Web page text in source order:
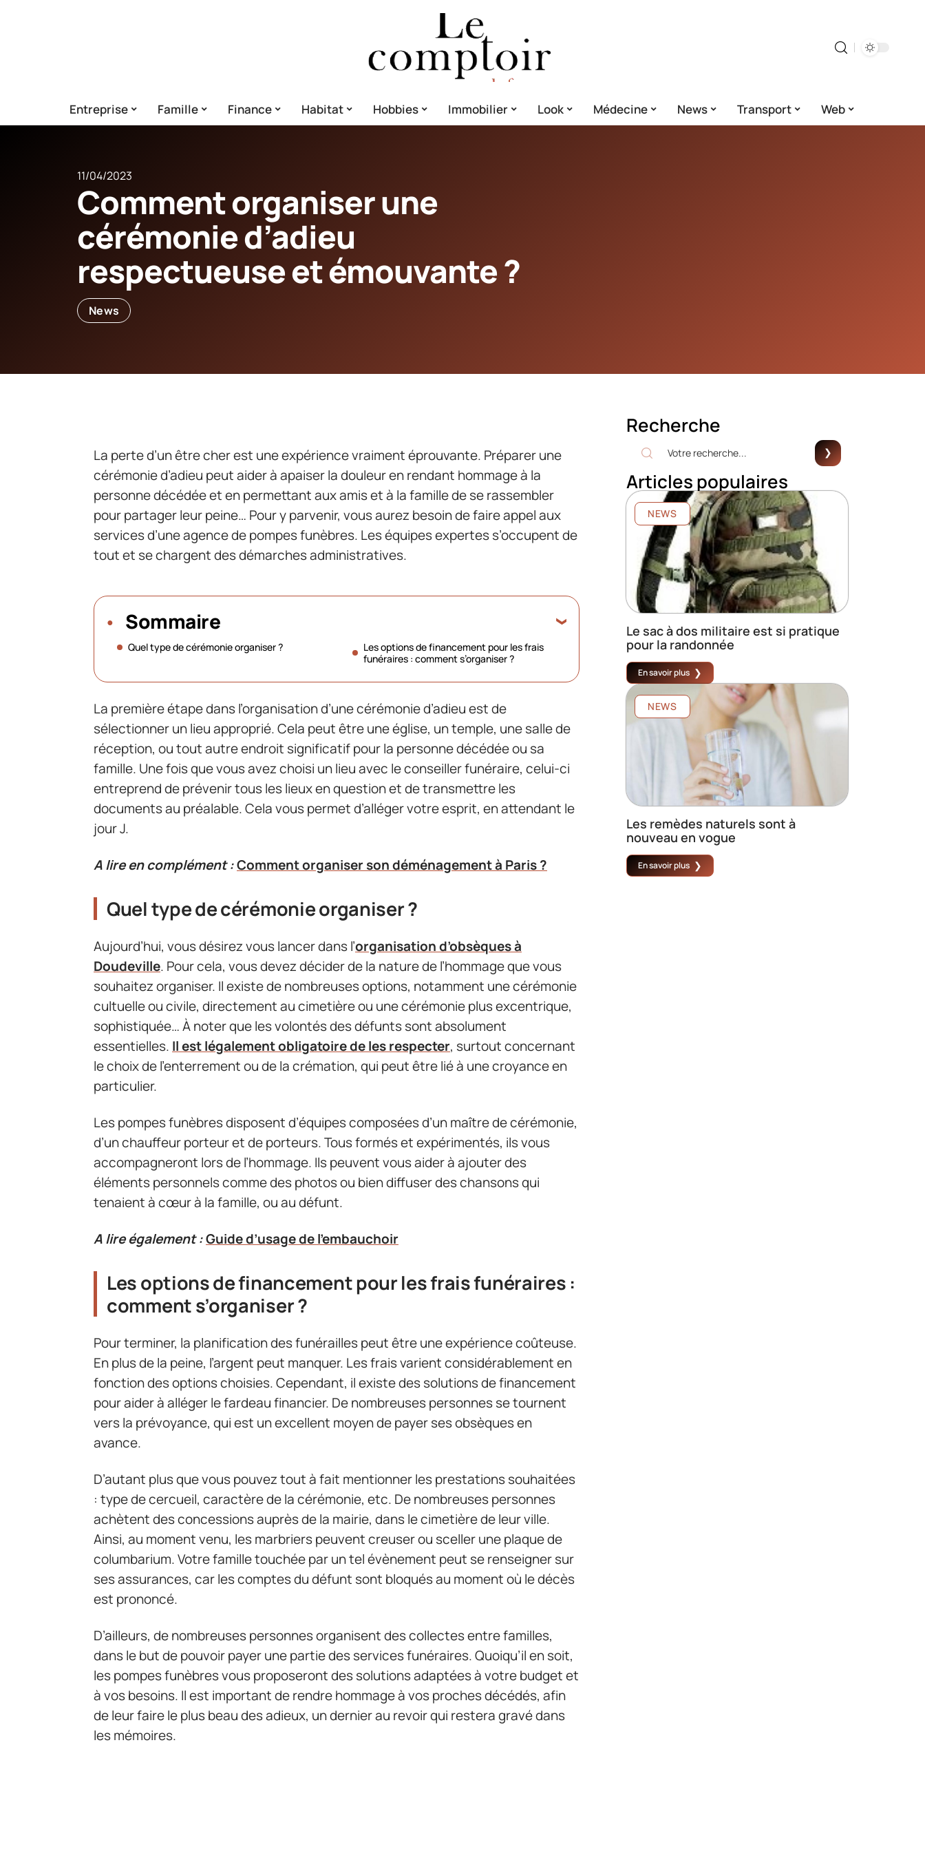
Entreprise Famille Finance Habitat Hobbies Immobilier Look Médecine News Transport Web
11/04/2023
Comment organiser une
cérémonie d’adieu
respectueuse et émouvante ?
News
La perte d’un être cher est une expérience vraiment éprouvante. Préparer une
cérémonie d’adieu peut aider à apaiser la douleur en rendant hommage à la
personne décédée et en permettant aux amis et à la famille de se rassembler
pour partager leur peine… Pour y parvenir, vous aurez besoin de faire appel aux
services d’une agence de pompes funèbres. Les équipes expertes s’occupent de
tout et se chargent des démarches administratives.
Sommaire
Quel type de cérémonie organiser ?
Les options de financement pour les frais
funéraires : comment s’organiser ?
La première étape dans l’organisation d’une cérémonie d’adieu est de
sélectionner un lieu approprié. Cela peut être une église, un temple, une salle de
réception, ou tout autre endroit significatif pour la personne décédée ou sa
famille. Une fois que vous avez choisi un lieu avec le conseiller funéraire, celui-ci
entreprend de prévenir tous les lieux en question et de transmettre les
documents au préalable. Cela vous permet d’alléger votre esprit, en attendant le
jour J.
A lire en complément :Comment organiser son déménagement à Paris ?
Quel type de cérémonie organiser ?
Aujourd’hui, vous désirez vous lancer dans l’organisation d’obsèques à
Doudeville. Pour cela, vous devez décider de la nature de l’hommage que vous
souhaitez organiser. Il existe de nombreuses options, notamment une cérémonie
cultuelle ou civile, directement au cimetière ou une cérémonie plus excentrique,
sophistiquée… À noter que les volontés des défunts sont absolument
essentielles. Il est légalement obligatoire de les respecter, surtout concernant
le choix de l’enterrement ou de la crémation, qui peut être lié à une croyance en
particulier.
Les pompes funèbres disposent d’équipes composées d’un maître de cérémonie,
d’un chauffeur porteur et de porteurs. Tous formés et expérimentés, ils vous
accompagneront lors de l’hommage. Ils peuvent vous aider à ajouter des
éléments personnels comme des photos ou bien diffuser des chansons qui
tenaient à cœur à la famille, ou au défunt.
A lire également :Guide d’usage de l’embauchoir
Les options de financement pour les frais funéraires :
comment s’organiser ?
Pour terminer, la planification des funérailles peut être une expérience coûteuse.
En plus de la peine, l’argent peut manquer. Les frais varient considérablement en
fonction des options choisies. Cependant, il existe des solutions de financement
pour aider à alléger le fardeau financier. De nombreuses personnes se tournent
vers la prévoyance, qui est un excellent moyen de payer ses obsèques en
avance.
D’autant plus que vous pouvez tout à fait mentionner les prestations souhaitées
: type de cercueil, caractère de la cérémonie, etc. De nombreuses personnes
achètent des concessions auprès de la mairie, dans le cimetière de leur ville.
Ainsi, au moment venu, les marbriers peuvent creuser ou sceller une plaque de
columbarium. Votre famille touchée par un tel évènement peut se renseigner sur
ses assurances, car les comptes du défunt sont bloqués au moment où le décès
est prononcé.
D’ailleurs, de nombreuses personnes organisent des collectes entre familles,
dans le but de pouvoir payer une partie des services funéraires. Quoiqu’il en soit,
les pompes funèbres vous proposeront des solutions adaptées à votre budget et
à vos besoins. Il est important de rendre hommage à vos proches décédés, afin
de leur faire le plus beau des adieux, un dernier au revoir qui restera gravé dans
les mémoires.
Recherche
Articles populaires
NEWS
Le sac à dos militaire est si pratique
pour la randonnée
En savoir plus
NEWS
Les remèdes naturels sont à
nouveau en vogue
En savoir plus